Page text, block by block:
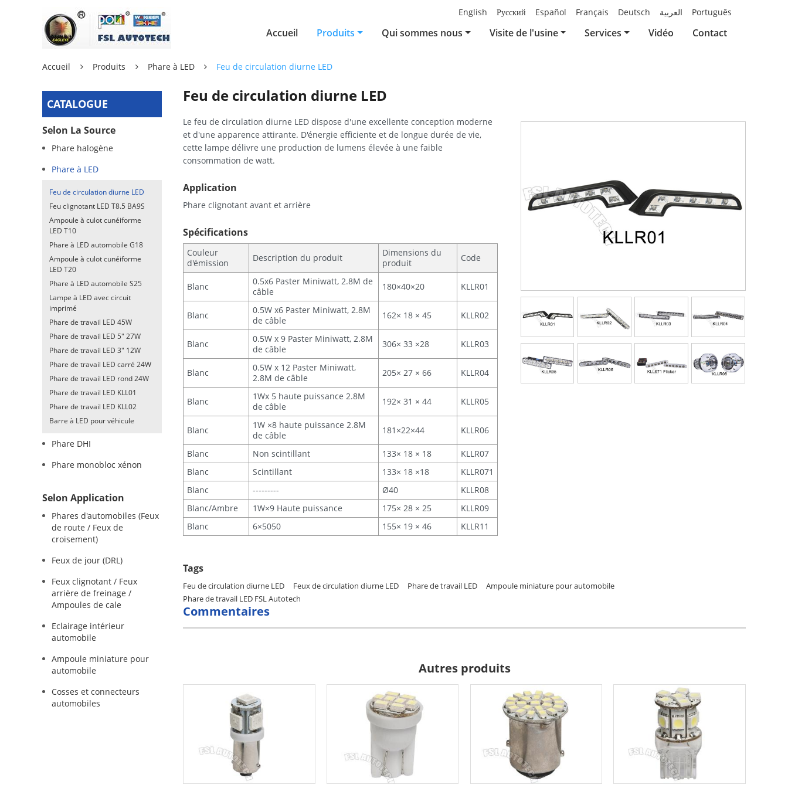
English Русский Español Français Deutsch العربية Português
Accueil Produits Qui sommes nous Visite de l'usine Services Vidéo Contact
Accueil Produits Phare à LED Feu de circulation diurne LED
Feu de circulation diurne LED
Le feu de circulation diurne LED dispose d'une excellente conception moderne
et d'une apparence attirante. D'énergie efficiente et de longue durée de vie,
cette lampe délivre une production de lumens élevée à une faible
consommation de watt.
Application
Phare clignotant avant et arrière
Spécifications
Couleur
d'émission
Description du produit
Dimensions du
produit
Code
Blanc
0.5x6 Paster Miniwatt, 2.8M de
câble
180×40×20 KLLR01
Blanc
0.5W x6 Paster Miniwatt, 2.8M
de câble
162× 18 × 45 KLLR02
Blanc
0.5W x 9 Paster Miniwatt, 2.8M
de câble
306× 33 ×28 KLLR03
Blanc
0.5W x 12 Paster Miniwatt,
2.8M de câble
205× 27 × 66 KLLR04
Blanc
1Wx 5 haute puissance 2.8M
de câble
192× 31 × 44 KLLR05
Blanc
1W ×8 haute puissance 2.8M
de câble
181×22×44 KLLR06
Blanc Non scintillant 133× 18 × 18
KLLR07
Blanc
Scintillant 133× 18 ×18
KLLR071
Blanc
--------- Ø40
KLLR08
Blanc/Ambre
1W×9 Haute puissance 175× 28 × 25
KLLR09
Blanc
6×5050 155× 19 × 46 KLLR11
Tags
Feu de circulation diurne LED Feux de circulation diurne LED Phare de travail LED
Ampoule miniature pour automobile
Phare de travail LED FSL Autotech
Commentaires
Autres produits
CATALOGUE
Selon La Source
Phare halogène
Phare à LED
Feu de circulation diurne LED
Feu clignotant LED T8.5 BA9S
Ampoule à culot cunéiforme
LED T10
Phare à LED automobile G18
Ampoule à culot cunéiforme
LED T20
Phare à LED automobile S25
Lampe à LED avec circuit
imprimé
Phare de travail LED 45W
Phare de travail LED 5" 27W
Phare de travail LED 3" 12W
Phare de travail LED carré 24W
Phare de travail LED rond 24W
Phare de travail LED KLL01
Phare de travail LED KLL02
Barre à LED pour véhicule
Phare DHI
Phare monobloc xénon
Selon Application
Phares d'automobiles (Feux
de route / Feux de
croisement)
Feux de jour (DRL)
Feux clignotant / Feux
arrière de freinage /
Ampoules de cale
Eclairage intérieur
automobile
Ampoule miniature pour
automobile
Cosses et connecteurs
automobiles